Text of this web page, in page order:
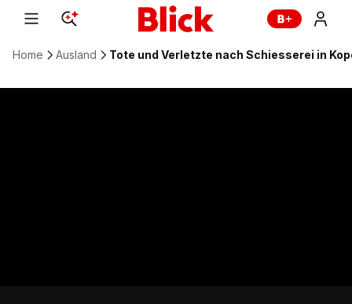
Home Ausland Tote und Verletzte nach Schiesserei in